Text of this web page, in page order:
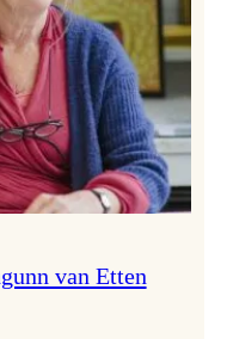
van Etten